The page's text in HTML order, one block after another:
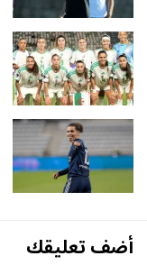
أضف تعليقك